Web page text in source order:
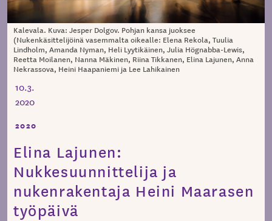
Kalevala. Kuva: Jesper Dolgov. Pohjan kansa juoksee
(Nukenkäsittelijöinä vasemmalta oikealle: Elena Rekola, Tuulia
Lindholm, Amanda Nyman, Heli Lyytikäinen, Julia Högnabba-Lewis,
Reetta Moilanen, Nanna Mäkinen, Riina Tikkanen, Elina Lajunen, Anna
Nekrassova, Heini Haapaniemi ja Lee Lahikainen
10.3.
2020
2020
Elina Lajunen:
Nukkesuunnittelija ja
nukenrakentaja Heini Maarasen
työpäivä